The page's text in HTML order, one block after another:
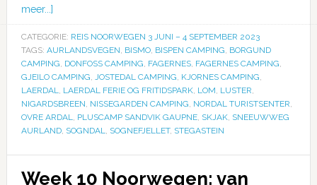
meer...]
CATEGORIE: REIS NOORWEGEN 3 JUNI – 4 SEPTEMBER 2023
TAGS: AURLANDSVEGEN, BISMO, BISPEN CAMPING, BORGUND
CAMPING, DONFOSS CAMPING, FAGERNES, FAGERNES CAMPING,
GJEILO CAMPING, JOSTEDAL CAMPING, KJORNES CAMPING,
LAERDAL, LAERDAL FERIE OG FRITIDSPARK, LOM, LUSTER,
NIGARDSBREEN, NISSEGARDEN CAMPING, NORDAL TURISTSENTER,
OVRE ARDAL, PLUSCAMP SANDVIK GAUPNE, SKJAK, SNEEUWWEG
AURLAND, SOGNDAL, SOGNEFJELLET, STEGASTEIN
Week 10 Noorwegen: van